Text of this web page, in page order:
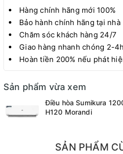
Hàng chính hãng mới 100%
Bảo hành chính hãng tại nhà
Chăm sóc khách hàng 24/7
Giao hàng nhanh chóng 2-4h
Hoàn tiền 200% nếu phát
Sản phẩm vừa xem
Điều hòa Sumikura
H120 Morandi
SẢN PHẨM